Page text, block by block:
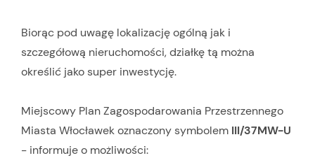
Biorąc pod uwagę lokalizację ogólną jak i
szczegółową nieruchomości, działkę tą można
określić jako super inwestycję.
Miejscowy Plan Zagospodarowania Przestrzennego
Miasta Włocławek oznaczony symbolem III/37MW-U
- informuje o możliwości: